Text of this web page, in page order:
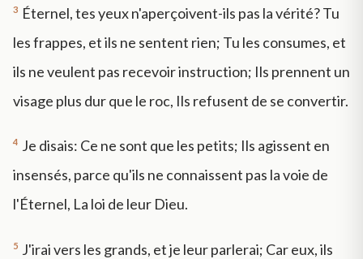
3 Éternel, tes yeux n'aperçoivent-ils pas la vérité? Tu
les frappes, et ils ne sentent rien; Tu les consumes, et
ils ne veulent pas recevoir instruction; Ils prennent un
visage plus dur que le roc, Ils refusent de se convertir.
4 Je disais: Ce ne sont que les petits; Ils agissent en
insensés, parce qu'ils ne connaissent pas la voie de
l'Éternel, La loi de leur Dieu.
5 J'irai vers les grands, et je leur parlerai; Car eux, ils